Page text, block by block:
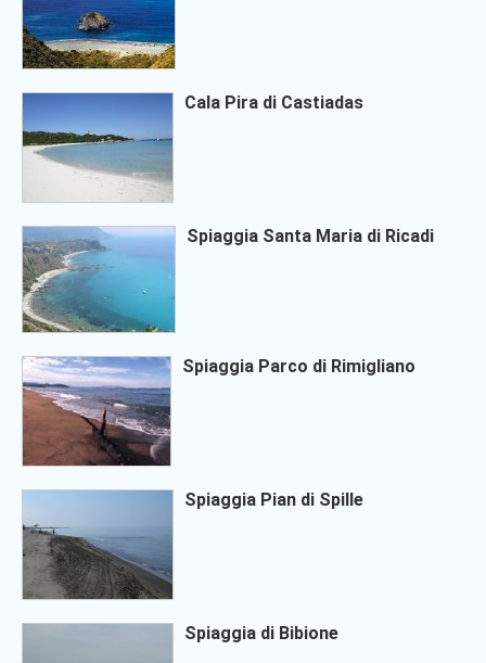
Cala Pira di Castiadas
Spiaggia Santa Maria di Ricadi
Spiaggia Parco di Rimigliano
Spiaggia Pian di Spille
Spiaggia di Bibione